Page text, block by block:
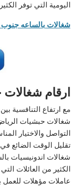
اليومية التي توفر
شغالات بالساعه
ارقام
مع ارتفاع التنافسية
شغالات حبشيات
التواصل والاختيار
تقليل الوقت الضائع
شغالات اندونيسيات
الكثير من العائلات
عاملات مؤهلات